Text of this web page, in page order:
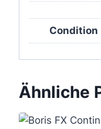
Condition
Ähnliche